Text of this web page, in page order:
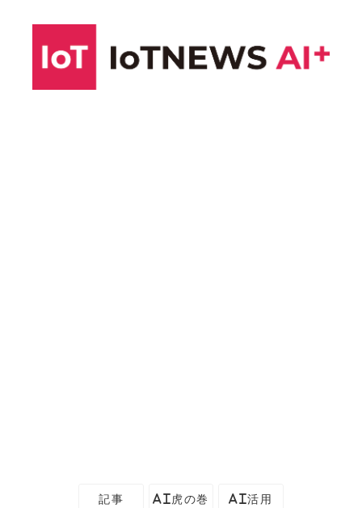
記事 AI虎の巻 AI活用